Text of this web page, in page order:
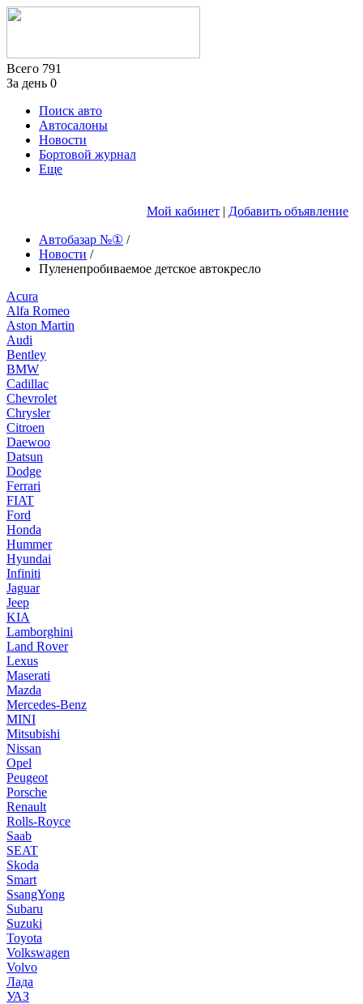
Всего 791
За день 0
Поиск авто
Автосалоны
Новости
Бортовой журнал
Еще
Мой кабинет | Добавить объявление
Автобазар №① /
Новости /
Пуленепробиваемое детское автокресло
Acura
Alfa Romeo
Aston Martin
Audi
Bentley
BMW
Cadillac
Chevrolet
Chrysler
Citroen
Daewoo
Datsun
Dodge
Ferrari
FIAT
Ford
Honda
Hummer
Hyundai
Infiniti
Jaguar
Jeep
KIA
Lamborghini
Land Rover
Lexus
Maserati
Mazda
Mercedes-Benz
MINI
Mitsubishi
Nissan
Opel
Peugeot
Porsche
Renault
Rolls-Royce
Saab
SEAT
Skoda
Smart
SsangYong
Subaru
Suzuki
Toyota
Volkswagen
Volvo
Лада
УАЗ